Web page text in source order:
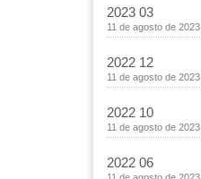
2023 03
11 de agosto de 2023
2022 12
11 de agosto de 2023
2022 10
11 de agosto de 2023
2022 06